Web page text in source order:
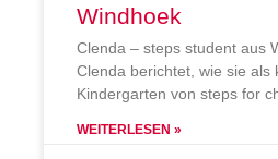
Windhoek
Clenda – steps student aus
Clenda berichtet, wie sie als
Kindergarten von steps for
WEITERLESEN »